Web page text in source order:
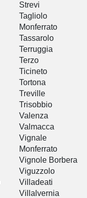
Strevi
Tagliolo
Monferrato
Tassarolo
Terruggia
Terzo
Ticineto
Tortona
Treville
Trisobbio
Valenza
Valmacca
Vignale
Monferrato
Vignole Borbera
Viguzzolo
Villadeati
Villalvernia